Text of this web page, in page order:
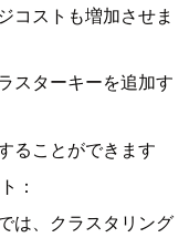
コストも増加させま
スターキーを追加す
ることができます
：
は、クラスタリング